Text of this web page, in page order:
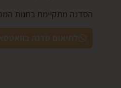
הסדנה מתקיימת בחנות